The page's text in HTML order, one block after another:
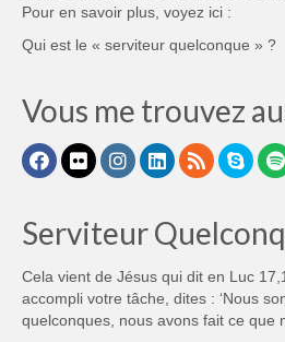
Pour en savoir plus, voyez ici :
Qui est le « serviteur quelconque » ?
Vous me trouvez
Serviteur
Cela vient de Jésus qui dit en Luc
accompli votre tâche, dites : ‘Nous
quelconques, nous avons fait ce que